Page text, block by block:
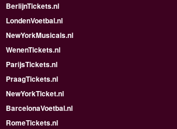
BerlijnTickets.nl
LondenVoetbal.nl
NewYorkMusicals.nl
WenenTickets.nl
ParijsTickets.nl
PraagTickets.nl
NewYorkTicket.nl
BarcelonaVoetbal.nl
RomeTickets.nl